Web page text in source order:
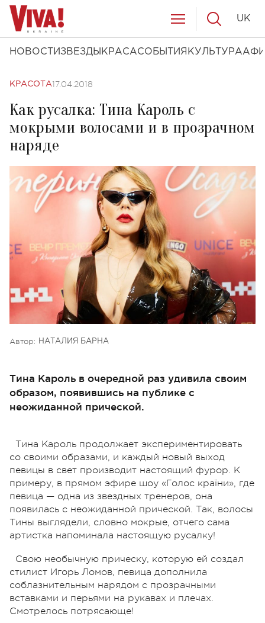
НОВОСТИ ЗВЕЗДЫ КРАСАСОБЫТИЯ КУЛЬТУРА
UK
КРАСОТА17.04.2018
Как русалка: Тина Кароль с
мокрыми волосами и в прозрачном
наряде
Автор: НАТАЛИЯ БАРНА
Тина Кароль в очередной раз удивила своим
образом, появившись на публике с
неожиданной прической.
Тина Кароль продолжает экспериментировать
со своими образами, и каждый новый выход
певицы в свет производит настоящий фурор. К
примеру, в прямом эфире шоу «Голос країни», где
певица — одна из звездных тренеров, она
появилась с неожиданной прической. Так, волосы
Тины выглядели, словно мокрые, отчего сама
артистка напоминала настоящую русалку!
Свою необычную прическу, которую ей создал
стилист Игорь Ломов, певица дополнила
соблазнительным нарядом с прозрачными
вставками и перьями на рукавах и плечах.
Смотрелось потрясающе!